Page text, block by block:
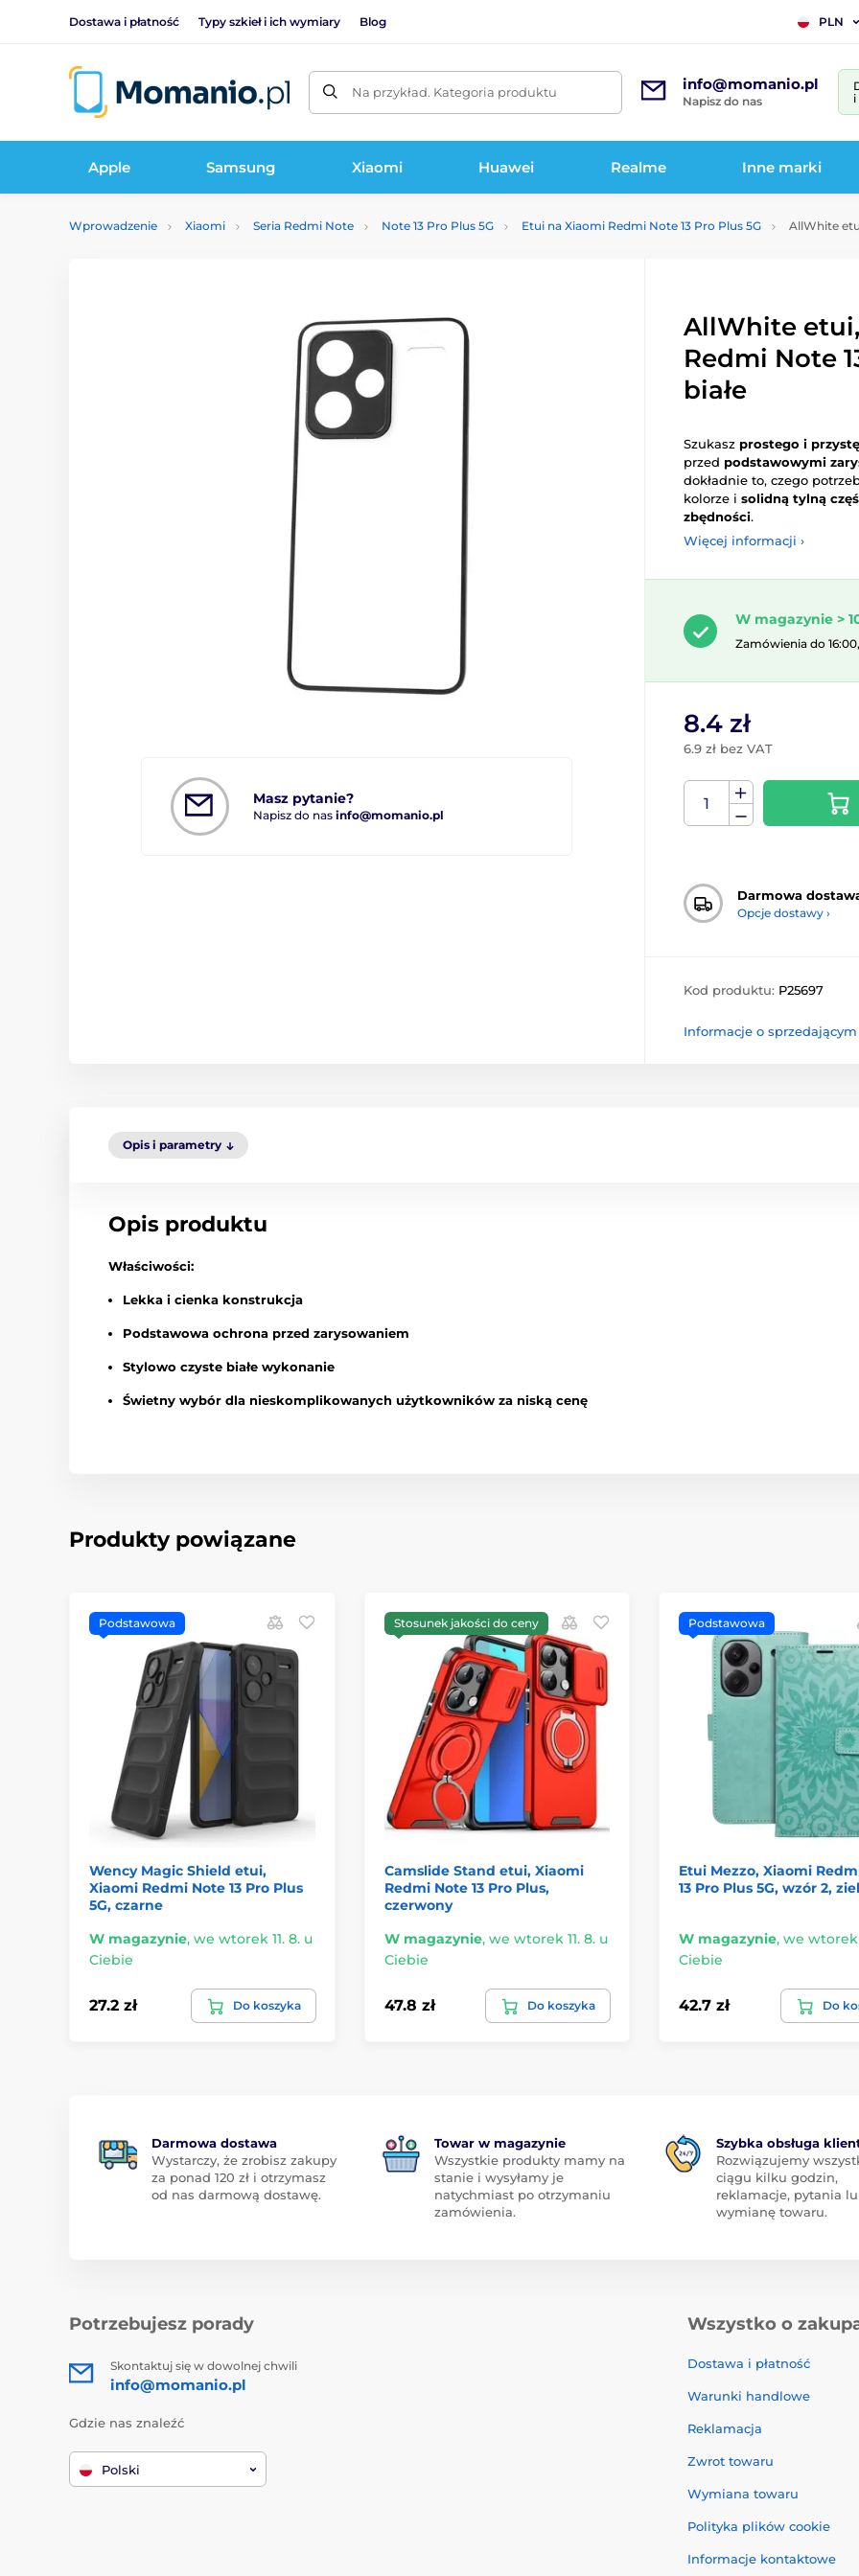
Dostawa i płatność Typy szkieł i ich wymiary Blog PLN
Na przykład. Kategoria produktu info@momanio.pl
Napisz do nas
Apple Samsung Xiaomi Huawei Realme Inne marki
Wprowadzenie Xiaomi Seria Redmi Note Note 13 Pro Plus 5G Etui na Xiaomi Redmi Note 13 Pro Plus 5G AllWhite
Masz pytanie?
Napisz do nas info@momanio.pl
AllWhite
Redmi Note
białe
Szukasz prostego i
przed podstawowymi
dokładnie to, czego
kolorze i solidną tylną
zbędności.
Więcej informacji ›
W magazynie >
Zamówienia do
8.4 zł
6.9 zł bez VAT
Darmowa
Opcje dostawy ›
Kod produktu: P25697
Informacje o sprzedającym
Opis i parametry
Opis produktu
Właściwości:
Lekka i cienka konstrukcja
Podstawowa ochrona przed zarysowaniem
Stylowo czyste białe wykonanie
Świetny wybór dla nieskomplikowanych użytkowników za niską cenę
Produkty powiązane
Podstawowa
Wency Magic Shield etui,
Xiaomi Redmi Note 13 Pro Plus
5G, czarne
W magazynie, we wtorek 11. 8. u
Ciebie
27.2 zł Do koszyka
Stosunek jakości do ceny
Camslide Stand etui, Xiaomi
Redmi Note 13 Pro Plus,
czerwony
W magazynie, we wtorek 11. 8. u
Ciebie
47.8 zł Do koszyka
Podstawowa
Etui Mezzo, Xiaomi
13 Pro Plus 5G, wzór 2,
W magazynie, we wtorek
Ciebie
42.7 zł Do
Darmowa dostawa
Wystarczy, że zrobisz zakupy
za ponad 120 zł i otrzymasz
od nas darmową dostawę.
Towar w magazynie
Wszystkie produkty mamy na
stanie i wysyłamy je
natychmiast po otrzymaniu
zamówienia.
Szybka obsługa
Rozwiązujemy
ciągu kilku godzin,
reklamacje, pytania
wymianę towaru.
Potrzebujesz porady
Skontaktuj się w dowolnej chwili
info@momanio.pl
Gdzie nas znaleźć
Polski
Wszystko o
Dostawa i płatność
Warunki handlowe
Reklamacja
Zwrot towaru
Wymiana towaru
Polityka plików cookie
Informacje kontaktowe